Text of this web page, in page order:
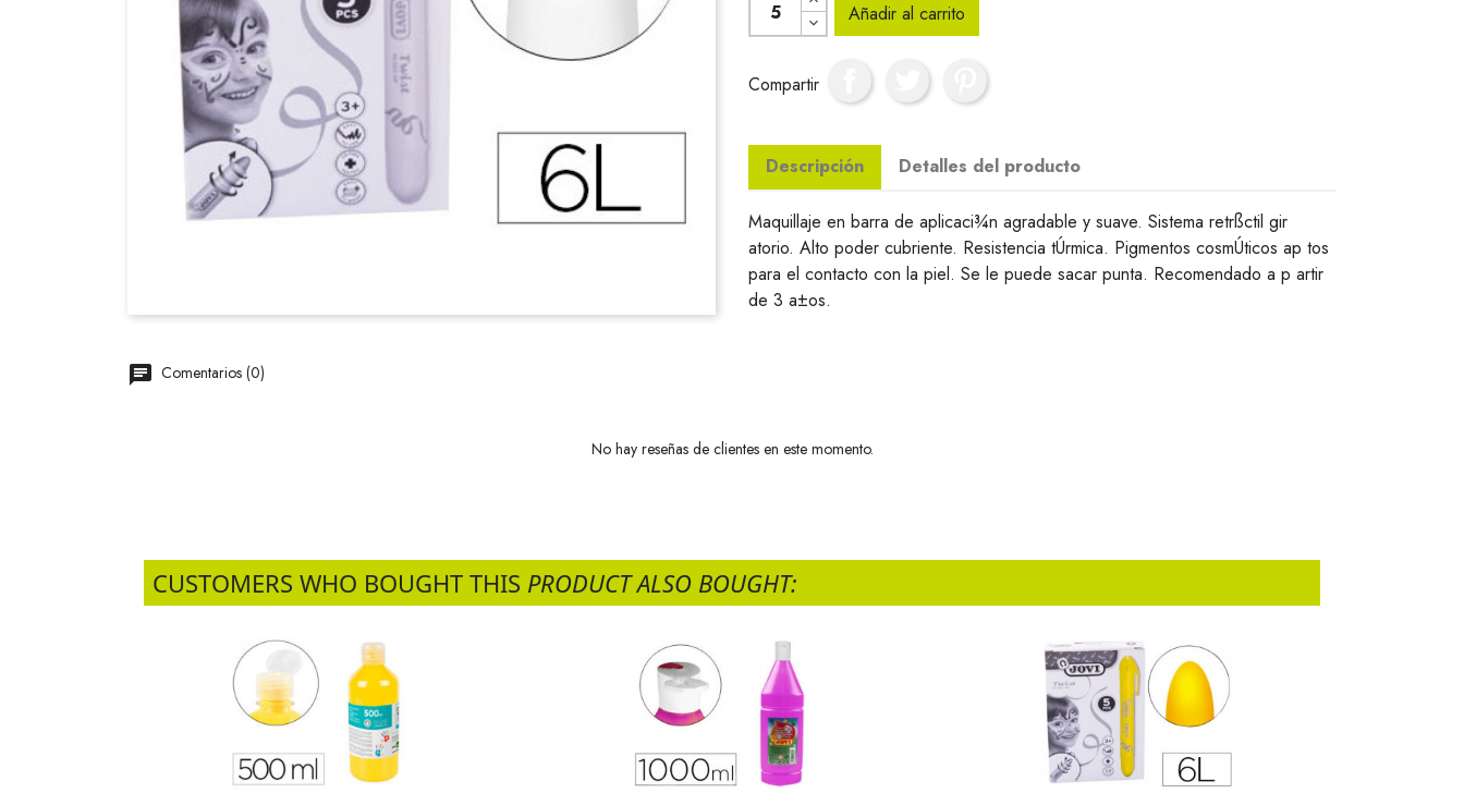
Añadir al carrito
Compartir
Descripción Detalles del producto
Maquillaje en barra de aplicaci¾n agradable y suave. Sistema retrßctil gir
atorio. Alto poder cubriente. Resistencia tÚrmica. Pigmentos cosmÚticos ap tos
para el contacto con la piel. Se le puede sacar punta. Recomendado a p artir
de 3 a±os.
Comentarios (0)
No hay reseñas de clientes en este momento.
CUSTOMERS WHO BOUGHT THIS PRODUCT ALSO BOUGHT: